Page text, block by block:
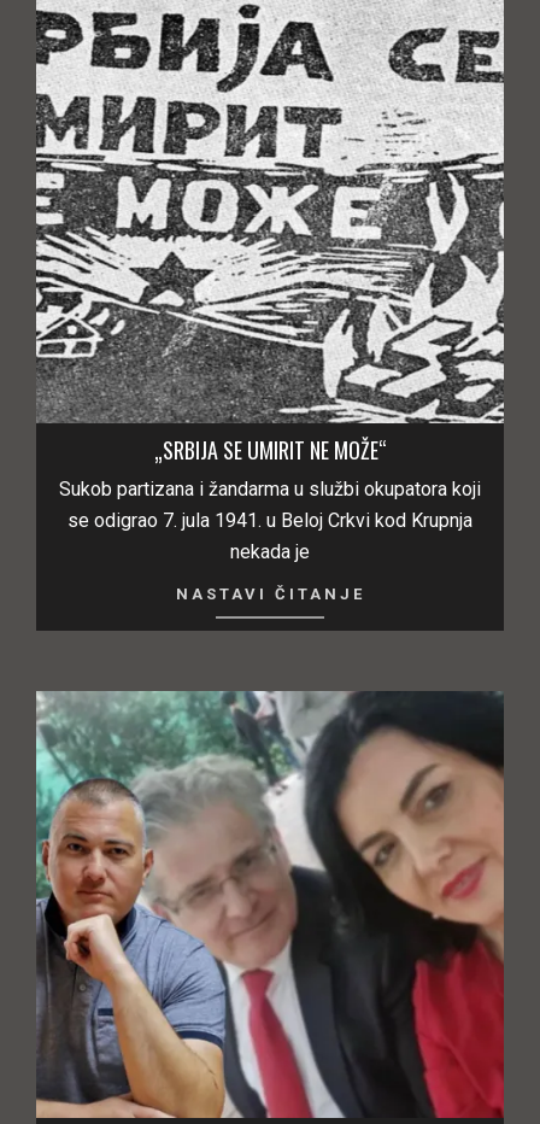
„SRBIJA SE UMIRIT NE MOŽE“
Sukob partizana i žandarma u službi okupatora koji
se odigrao 7. jula 1941. u Beloj Crkvi kod Krupnja
nekada je
NASTAVI ČITANJE